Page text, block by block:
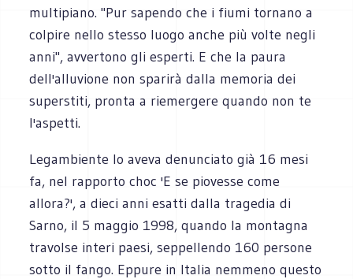
multipiano. "Pur sapendo che i fiumi tornano a
colpire nello stesso luogo anche più volte negli
anni", avvertono gli esperti. E che la paura
dell'alluvione non sparirà dalla memoria dei
superstiti, pronta a riemergere quando non te
l'aspetti.
Legambiente lo aveva denunciato già 16 mesi
fa, nel rapporto choc 'E se piovesse come
allora?', a dieci anni esatti dalla tragedia di
Sarno, il 5 maggio 1998, quando la montagna
travolse interi paesi, seppellendo 160 persone
sotto il fango. Eppure in Italia nemmeno questo